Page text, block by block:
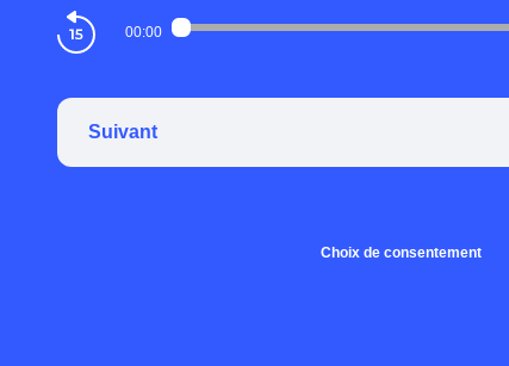
00:00
Suivant
Choix de consentement